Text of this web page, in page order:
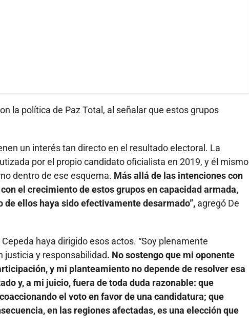
la política de Paz Total, al señalar que estos grupos
un interés tan directo en el resultado electoral. La
por el propio candidato oficialista en 2019, y él mismo
dentro de ese esquema. Más allá de las intenciones con
el crecimiento de estos grupos en capacidad armada,
ellos haya sido efectivamente desarmado”, agregó De
haya dirigido esos actos. “Soy plenamente
justicia y responsabilidad. No sostengo que mi oponente
y mi planteamiento no depende de resolver esa
y, a mi juicio, fuera de toda duda razonable: que
el voto en favor de una candidatura; que
en las regiones afectadas, es una elección que